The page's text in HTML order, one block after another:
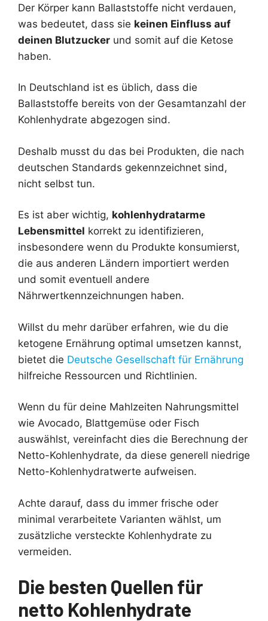
Der Körper kann Ballaststoffe nicht verdauen,
was bedeutet, dass sie keinen Einfluss auf
deinen Blutzucker und somit auf die Ketose
haben.
In Deutschland ist es üblich, dass die
Ballaststoffe bereits von der Gesamtanzahl der
Kohlenhydrate abgezogen sind.
Deshalb musst du das bei Produkten, die nach
deutschen Standards gekennzeichnet sind,
nicht selbst tun.
Es ist aber wichtig, kohlenhydratarme
Lebensmittel korrekt zu identifizieren,
insbesondere wenn du Produkte konsumierst,
die aus anderen Ländern importiert werden
und somit eventuell andere
Nährwertkennzeichnungen haben.
Willst du mehr darüber erfahren, wie du die
ketogene Ernährung optimal umsetzen kannst,
bietet die Deutsche Gesellschaft für Ernährung
hilfreiche Ressourcen und Richtlinien.
Wenn du für deine Mahlzeiten Nahrungsmittel
wie Avocado, Blattgemüse oder Fisch
auswählst, vereinfacht dies die Berechnung der
Netto-Kohlenhydrate, da diese generell niedrige
Netto-Kohlenhydratwerte aufweisen.
Achte darauf, dass du immer frische oder
minimal verarbeitete Varianten wählst, um
zusätzliche versteckte Kohlenhydrate zu
vermeiden.
Die besten Quellen für
netto Kohlenhydrate